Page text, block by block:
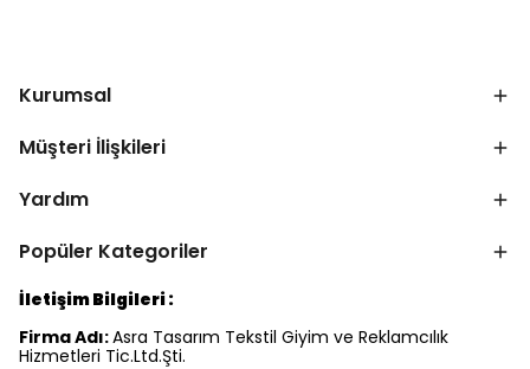
Kurumsal
Müşteri İlişkileri
Yardım
Popüler Kategoriler
İletişim Bilgileri :
Firma Adı:Asra Tasarım Tekstil Giyim ve Reklamcılık
Hizmetleri Tic.Ltd.Şti.